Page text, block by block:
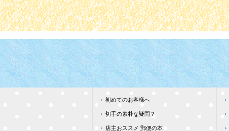
初めてのお客様へ
切手の素朴な疑問？
店主おススメ 郵便の本